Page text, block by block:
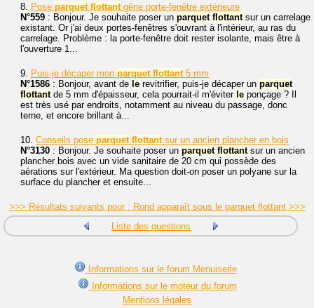
8. Pose parquet flottant gêne porte-fenêtre extérieure
N°559 : Bonjour. Je souhaite poser un parquet flottant sur un carrelage
existant. Or j'ai deux portes-fenêtres s'ouvrant à l'intérieur, au ras du
carrelage. Problème : la porte-fenêtre doit rester isolante, mais être à
l'ouverture 1...
9. Puis-je décaper mon parquet flottant 5 mm
N°1586 : Bonjour, avant de le revitrifier, puis-je décaper un parquet
flottant de 5 mm d'épaisseur, cela pourrait-il m'éviter le ponçage ? Il
est très usé par endroits, notamment au niveau du passage, donc
terne, et encore brillant à...
10. Conseils pose parquet flottant sur un ancien plancher en bois
N°3130 : Bonjour. Je souhaite poser un parquet flottant sur un ancien
plancher bois avec un vide sanitaire de 20 cm qui possède des
aérations sur l'extérieur. Ma question doit-on poser un polyane sur la
surface du plancher et ensuite...
>>> Résultats suivants pour : Rond apparaît sous le parquet flottant >>>
Liste des questions
Informations sur le forum Menuiserie
Informations sur le moteur du forum
Mentions légales